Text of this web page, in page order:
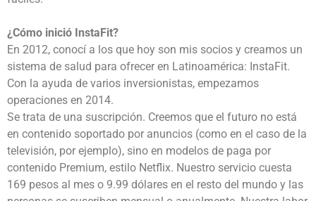
¿Cómo inició InstaFit?
En 2012, conocí a los que hoy son mis socios y creamos un
sistema de salud para ofrecer en Latinoamérica: InstaFit.
Con la ayuda de varios inversionistas, empezamos
operaciones en 2014.
Se trata de una suscripción. Creemos que el futuro no está
en contenido soportado por anuncios (como en el caso de la
televisión, por ejemplo), sino en modelos de paga por
contenido Premium, estilo Netflix. Nuestro servicio cuesta
169 pesos al mes o 9.99 dólares en el resto del mundo y las